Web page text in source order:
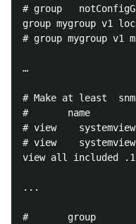
# group
group mygroup v1
# group mygroup v1
…
# Make at least
#       name
# view
# view
view all included .1
...
#       group